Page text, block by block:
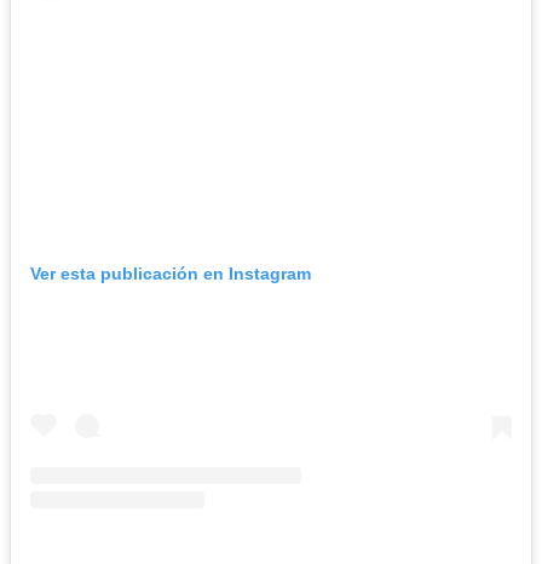
Ver esta publicación en Instagram